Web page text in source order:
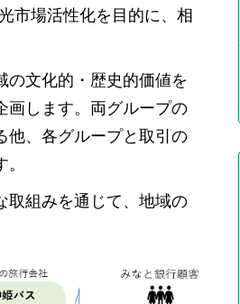
市場活性化を目的に、相
の文化的・歴史的価値を
画します。両グループの
他、各グループと取引の
取組みを通じて、地域の